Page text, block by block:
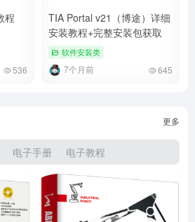
程
536
TIA Portal v21（博途）详细
安装教程+完整安装包获取
软件安装类
7个月前 645
电子手册 电子教程
更多